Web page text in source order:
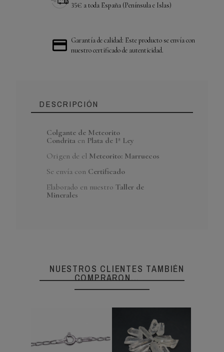
35€ a toda España (Península e Islas)
Garantía de calidad: Este producto se envía con
nuestro certificado de autenticidad.
DESCRIPCIÓN
Colgante de Meteorito
Condrita en Plata de 1ª Ley
Origen de el Meteorito: Marruecos
Se envía con Certificado
Elaborado en nuestroTaller de
Minerales
Referencia CLMET04
NUESTROS CLIENTES TAMBIÉN
COMPRARON...